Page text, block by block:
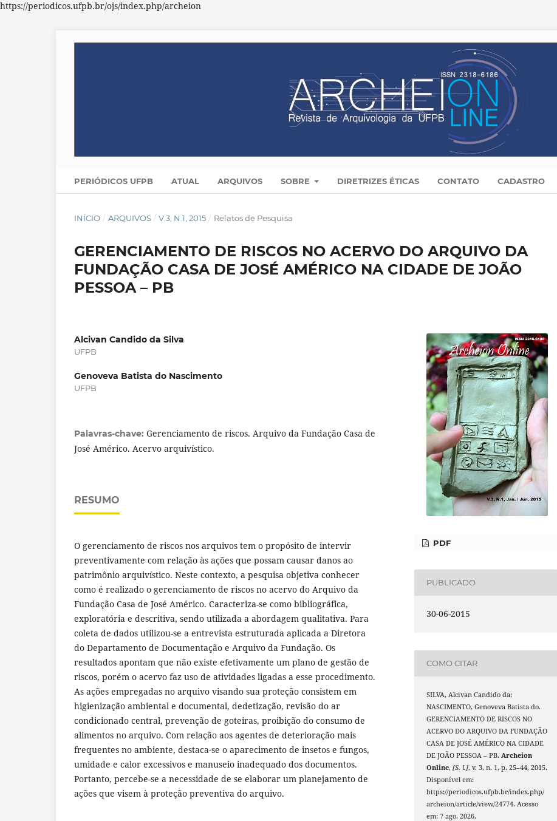
https://periodicos.ufpb.br/ojs/index.php/archeion
PERIÓDICOS UFPB ATUAL ARQUIVOS SOBRE DIRETRIZES ÉTICAS CONTATO CADASTRO
INÍCIO / ARQUIVOS / V.3, N.1, 2015 / Relatos de Pesquisa
GERENCIAMENTO DE RISCOS NO ACERVO DO ARQUIVO DA
FUNDAÇÃO CASA DE JOSÉ AMÉRICO NA CIDADE DE JOÃO
PESSOA – PB
Alcivan Candido da Silva
UFPB
Genoveva Batista do Nascimento
UFPB
Palavras-chave: Gerenciamento de riscos. Arquivo da Fundação Casa de
José Américo. Acervo arquivístico.
RESUMO
O gerenciamento de riscos nos arquivos tem o propósito de intervir
preventivamente com relação às ações que possam causar danos ao
patrimônio arquivístico. Neste contexto, a pesquisa objetiva conhecer
como é realizado o gerenciamento de riscos no acervo do Arquivo da
Fundação Casa de José Américo. Caracteriza-se como bibliográfica,
exploratória e descritiva, sendo utilizada a abordagem qualitativa. Para
coleta de dados utilizou-se a entrevista estruturada aplicada a Diretora
do Departamento de Documentação e Arquivo da Fundação. Os
resultados apontam que não existe efetivamente um plano de gestão de
riscos, porém o acervo faz uso de atividades ligadas a esse procedimento.
As ações empregadas no arquivo visando sua proteção consistem em
higienização ambiental e documental, dedetização, revisão do ar
condicionado central, prevenção de goteiras, proibição do consumo de
alimentos no arquivo. Com relação aos agentes de deterioração mais
frequentes no ambiente, destaca-se o aparecimento de insetos e fungos,
umidade e calor excessivos e manuseio inadequado dos documentos.
Portanto, percebe-se a necessidade de se elaborar um planejamento de
ações que visem à proteção preventiva do arquivo.
PDF
PUBLICADO
30-06-2015
COMO CITAR
SILVA, Alcivan Candido da;
NASCIMENTO, Genoveva Batista do.
GERENCIAMENTO DE RISCOS NO
ACERVO DO ARQUIVO DA FUNDAÇÃO
CASA DE JOSÉ AMÉRICO NA CIDADE
DE JOÃO PESSOA – PB.Archeion
Online,[S. l.], v. 3, n. 1, p. 25–44, 2015.
Disponível em:
https://periodicos.ufpb.br/index.php/
archeion/article/view/24774. Acesso
em: 7 ago. 2026.